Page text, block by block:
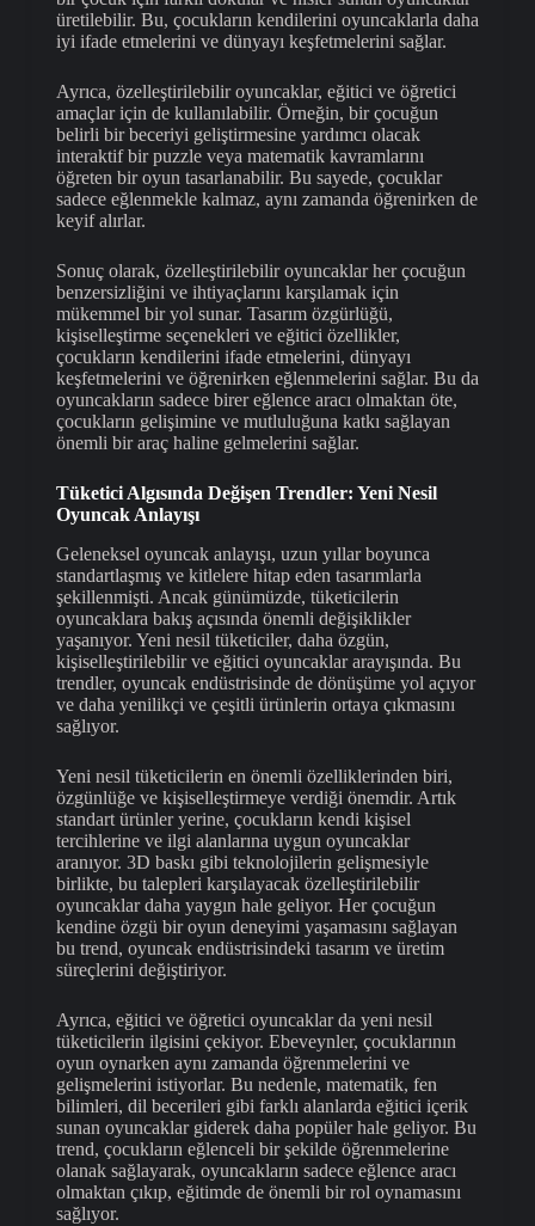
üretilebilir. Bu, çocukların kendilerini oyuncaklarla daha
iyi ifade etmelerini ve dünyayı keşfetmelerini sağlar.
Ayrıca, özelleştirilebilir oyuncaklar, eğitici ve öğretici
amaçlar için de kullanılabilir. Örneğin, bir çocuğun
belirli bir beceriyi geliştirmesine yardımcı olacak
interaktif bir puzzle veya matematik kavramlarını
öğreten bir oyun tasarlanabilir. Bu sayede, çocuklar
sadece eğlenmekle kalmaz, aynı zamanda öğrenirken de
keyif alırlar.
Sonuç olarak, özelleştirilebilir oyuncaklar her çocuğun
benzersizliğini ve ihtiyaçlarını karşılamak için
mükemmel bir yol sunar. Tasarım özgürlüğü,
kişiselleştirme seçenekleri ve eğitici özellikler,
çocukların kendilerini ifade etmelerini, dünyayı
keşfetmelerini ve öğrenirken eğlenmelerini sağlar. Bu da
oyuncakların sadece birer eğlence aracı olmaktan öte,
çocukların gelişimine ve mutluluğuna katkı sağlayan
önemli bir araç haline gelmelerini sağlar.
Tüketici Algısında Değişen Trendler: Yeni Nesil
Oyuncak Anlayışı
Geleneksel oyuncak anlayışı, uzun yıllar boyunca
standartlaşmış ve kitlelere hitap eden tasarımlarla
şekillenmişti. Ancak günümüzde, tüketicilerin
oyuncaklara bakış açısında önemli değişiklikler
yaşanıyor. Yeni nesil tüketiciler, daha özgün,
kişiselleştirilebilir ve eğitici oyuncaklar arayışında. Bu
trendler, oyuncak endüstrisinde de dönüşüme yol açıyor
ve daha yenilikçi ve çeşitli ürünlerin ortaya çıkmasını
sağlıyor.
Yeni nesil tüketicilerin en önemli özelliklerinden biri,
özgünlüğe ve kişiselleştirmeye verdiği önemdir. Artık
standart ürünler yerine, çocukların kendi kişisel
tercihlerine ve ilgi alanlarına uygun oyuncaklar
aranıyor. 3D baskı gibi teknolojilerin gelişmesiyle
birlikte, bu talepleri karşılayacak özelleştirilebilir
oyuncaklar daha yaygın hale geliyor. Her çocuğun
kendine özgü bir oyun deneyimi yaşamasını sağlayan
bu trend, oyuncak endüstrisindeki tasarım ve üretim
süreçlerini değiştiriyor.
Ayrıca, eğitici ve öğretici oyuncaklar da yeni nesil
tüketicilerin ilgisini çekiyor. Ebeveynler, çocuklarının
oyun oynarken aynı zamanda öğrenmelerini ve
gelişmelerini istiyorlar. Bu nedenle, matematik, fen
bilimleri, dil becerileri gibi farklı alanlarda eğitici içerik
sunan oyuncaklar giderek daha popüler hale geliyor. Bu
trend, çocukların eğlenceli bir şekilde öğrenmelerine
olanak sağlayarak, oyuncakların sadece eğlence aracı
olmaktan çıkıp, eğitimde de önemli bir rol oynamasını
sağlıyor.